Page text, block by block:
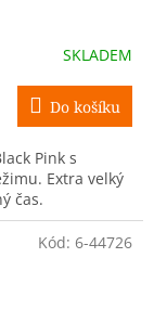
SKLADEM
Do košíku
Pink s
Extra velký
čas.
Kód: 6-44726